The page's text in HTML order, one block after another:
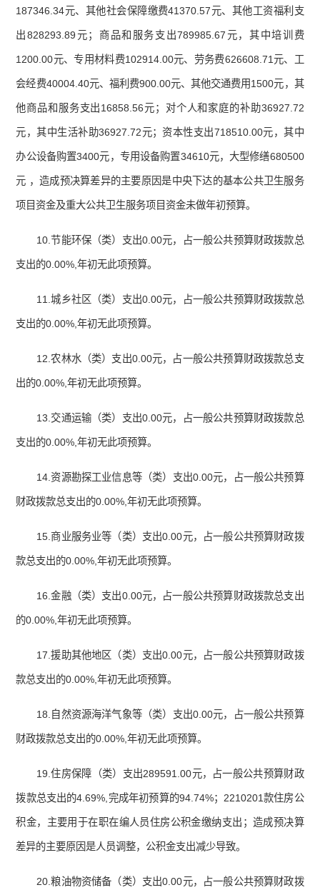
187346.34元、其他社会保障缴费41370.57元、其他工资福利支
出828293.89元；商品和服务支出789985.67元，其中培训费
1200.00元、专用材料费102914.00元、劳务费626608.71元、工
会经费40004.40元、福利费900.00元、其他交通费用1500元，其
他商品和服务支出16858.56元；对个人和家庭的补助36927.72
元，其中生活补助36927.72元；资本性支出718510.00元，其中
办公设备购置3400元，专用设备购置34610元，大型修缮680500
元 ，造成预决算差异的主要原因是中央下达的基本公共卫生服务
项目资金及重大公共卫生服务项目资金未做年初预算。
10.节能环保（类）支出0.00元，占一般公共预算财政拨款总
支出的0.00%,年初无此项预算。
11.城乡社区（类）支出0.00元，占一般公共预算财政拨款总
支出的0.00%,年初无此项预算。
12.农林水（类）支出0.00元，占一般公共预算财政拨款总支
出的0.00%,年初无此项预算。
13.交通运输（类）支出0.00元，占一般公共预算财政拨款总
支出的0.00%,年初无此项预算。
14.资源勘探工业信息等（类）支出0.00元，占一般公共预算
财政拨款总支出的0.00%,年初无此项预算。
15.商业服务业等（类）支出0.00元，占一般公共预算财政拨
款总支出的0.00%,年初无此项预算。
16.金融（类）支出0.00元，占一般公共预算财政拨款总支出
的0.00%,年初无此项预算。
17.援助其他地区（类）支出0.00元，占一般公共预算财政拨
款总支出的0.00%,年初无此项预算。
18.自然资源海洋气象等（类）支出0.00元，占一般公共预算
财政拨款总支出的0.00%,年初无此项预算。
19.住房保障（类）支出289591.00元，占一般公共预算财政
拨款总支出的4.69%,完成年初预算的94.74%；2210201款住房公
积金，主要用于在职在编人员住房公积金缴纳支出；造成预决算
差异的主要原因是人员调整，公积金支出减少导致。
20.粮油物资储备（类）支出0.00元，占一般公共预算财政拨